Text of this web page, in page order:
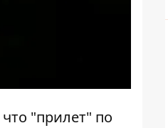
"прилет" по